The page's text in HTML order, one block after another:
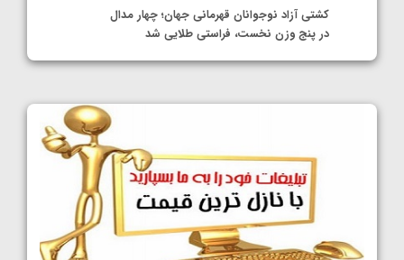
کشتی آزاد نوجوانان قهرمانی جهان؛ چهار مدال
در پنج وزن نخست، فراستی طلایی شد
1405/05/11
کشتی آزاد نوجوانان جهان؛ رقبای نمایندگان
ایران مشخص شدند
1405/05/08
کشتی فرنگی نوجوانان جهان؛ سکوی تیمی